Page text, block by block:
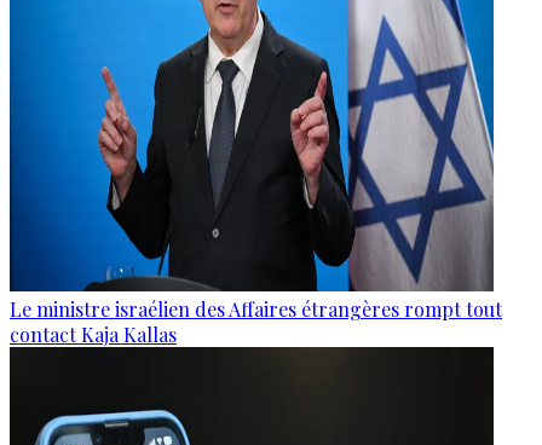
Le ministre israélien des Affaires étrangères rompt tout
contact Kaja Kallas